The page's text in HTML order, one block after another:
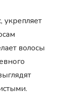
укрепляет
волосы